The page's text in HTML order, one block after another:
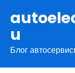
содержимому
u
Блог